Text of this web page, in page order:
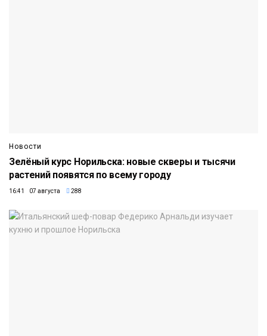
Новости
Зелёный курс Норильска: новые скверы и тысячи
растений появятся по всему городу
16:41 07 августа 288